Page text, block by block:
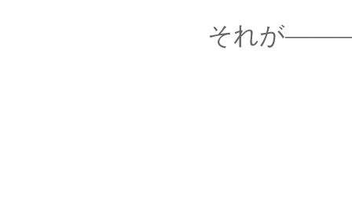
それが―――家出の